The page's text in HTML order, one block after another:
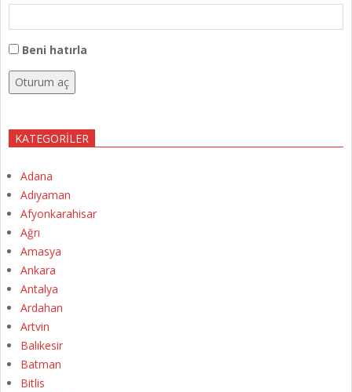
Beni hatırla
Oturum aç
KATEGORILER
Adana
Adıyaman
Afyonkarahisar
Ağrı
Amasya
Ankara
Antalya
Ardahan
Artvin
Balıkesir
Batman
Bitlis